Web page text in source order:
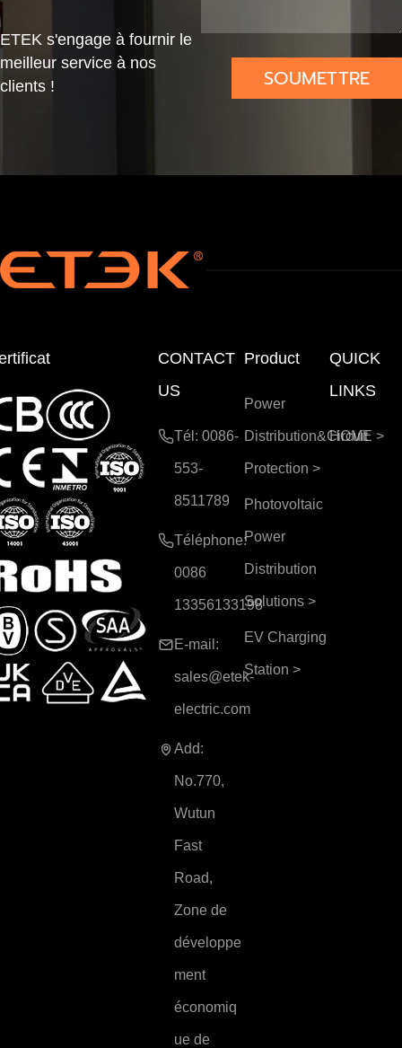
ETEK s'engage à fournir le
meilleur service à nos
clients !
SOUMETTRE
CONTACT
US
Tél: 0086-
553-
8511789
Téléphone:
0086
13356133198
E-mail:
sales@etek-
electric.com
Add:
No.770,
Wutun
Fast
Road,
Zone de
développe
ment
économiq
ue de
Product
Power
Distribution&Circuit
Protection >
Photovoltaic
Power
Distribution
Solutions >
EV Charging
Station >
QUICK
LINKS
HOME >